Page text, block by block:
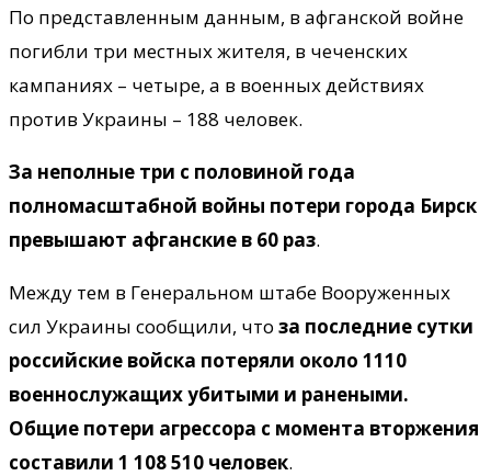
По представленным данным, в афганской войне
погибли три местных жителя, в чеченских
кампаниях – четыре, а в военных действиях
против Украины – 188 человек.
За неполные три с половиной года
полномасштабной войны потери города Бирск
превышают афганские в 60 раз.
Между тем в Генеральном штабе Вооруженных
сил Украины сообщили, что за последние сутки
российские войска потеряли около 1110
военнослужащих убитыми и ранеными.
Общие потери агрессора с момента вторжения
составили 1 108 510 человек.